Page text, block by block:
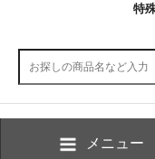
特
メニュー